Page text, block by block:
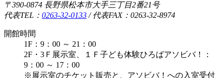
〒390-0874 長野県松本市大手三丁目2番21号
代表TEL： 0263-32-0133 /代表FAX：0263-32-8974
開館時間
1F：9：00 ～ 21：00
2F・3Ｆ展示室、１Ｆ子ども体験ひろばアソビバ！：
9：00 ～ 17：00
※展示室のチケット販売と、アソビバ！への入室受付